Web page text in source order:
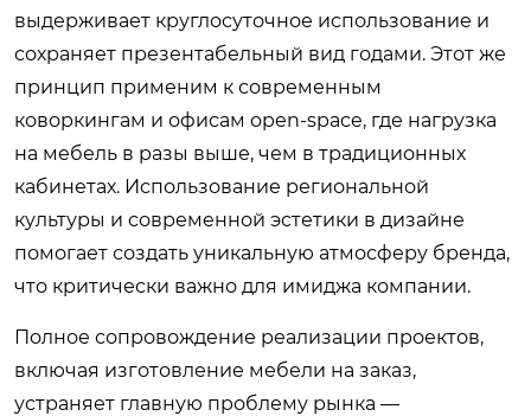
выдерживает круглосуточное использование и
сохраняет презентабельный вид годами. Этот же
принцип применим к современным
коворкингам и офисам open-space, где нагрузка
на мебель в разы выше, чем в традиционных
кабинетах. Использование региональной
культуры и современной эстетики в дизайне
помогает создать уникальную атмосферу бренда,
что критически важно для имиджа компании.
Полное сопровождение реализации проектов,
включая изготовление мебели на заказ,
устраняет главную проблему рынка —